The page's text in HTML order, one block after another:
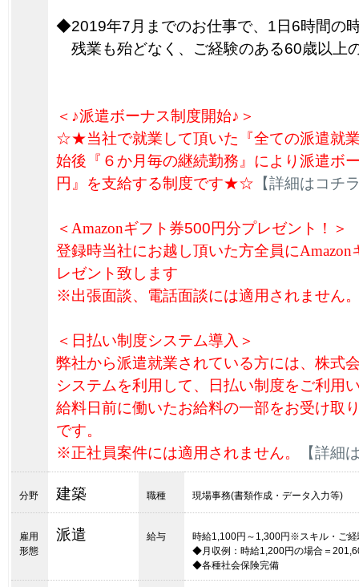
◆2019年7月までのお仕事で、1日6時間の
残業も殆どなく、ご経験のある60歳以上
＜♪派遣ボーナス制度開始♪＞
☆★当社で就業して頂いた『全ての派遣就
始後『６か月毎の継続勤務』により派遣ボ
円』を支給する制度です★☆ 【詳細はコチ
＜ Amazonギフト券500円分プレゼント！＞
登録時当社にお越し頂いた方全員にAmazon
レゼント致します
※出張面談、電話面談には適用されません
＜日払い制度システム導入＞
弊社から派遣就業されている方には、株式
システムを利用して、日払い制度をご利用
給料日前に働いたお給料の一部をお受け取
です。
※正社員案件には適用されません。
【詳細
分野 建築 職種 現場事務(書類作成・データ入力等)
雇用
形態
派遣 給与
時給1,100円～1,300円※スキル・ご経
◆月収例：時給1,200円の場合＝
◆各種社会保険完備